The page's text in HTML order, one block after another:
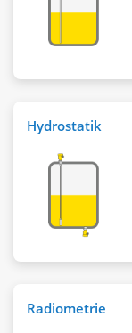
Hydrostatik
Radiometrie